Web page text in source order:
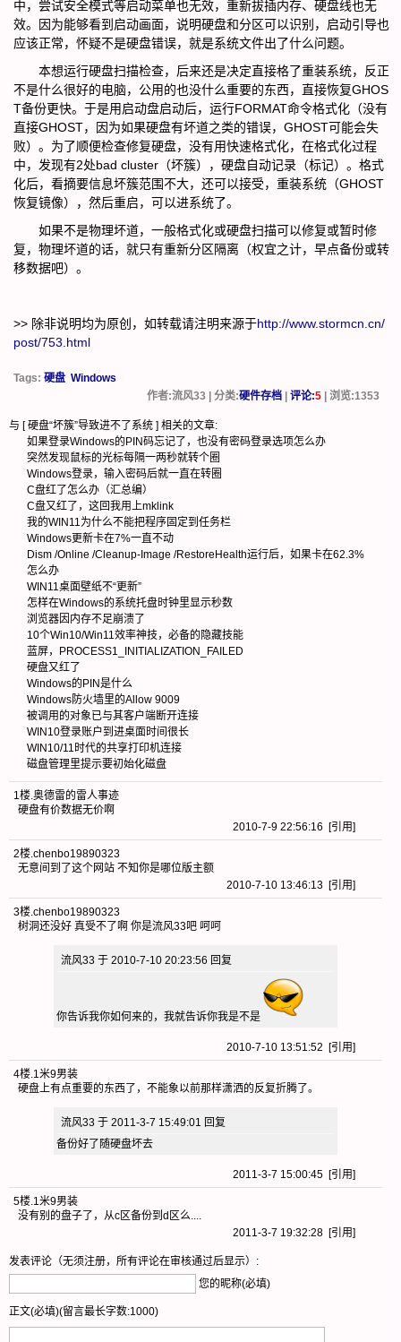
中，尝试安全模式等启动菜单也无效，重新拔插内存、硬盘线也无
效。因为能够看到启动画面，说明硬盘和分区可以识别，启动引导也
应该正常，怀疑不是硬盘错误，就是系统文件出了什么问题。
本想运行硬盘扫描检查，后来还是决定直接格了重装系统，反正
不是什么很好的电脑，公用的也没什么重要的东西，直接恢复GHOS
T备份更快。于是用启动盘启动后，运行FORMAT命令格式化（没有
直接GHOST，因为如果硬盘有坏道之类的错误，GHOST可能会失
败）。为了顺便检查修复硬盘，没有用快速格式化，在格式化过程
中，发现有2处bad cluster（坏簇），硬盘自动记录（标记）。格式
化后，看摘要信息坏簇范围不大，还可以接受，重装系统（GHOST
恢复镜像），然后重启，可以进系统了。
如果不是物理坏道，一般格式化或硬盘扫描可以修复或暂时修
复，物理坏道的话，就只有重新分区隔离（权宜之计，早点备份或转
移数据吧）。
>> 除非说明均为原创，如转载请注明来源于http://www.stormcn.cn/
post/753.html
Tags: 硬盘 Windows
作者:流风33 | 分类:硬件存档 |评论:5 | 浏览:1353
与 [硬盘“坏簇”导致进不了系统 ] 相关的文章:
如果登录Windows的PIN码忘记了，也没有密码登录选项怎么办
突然发现鼠标的光标每隔一两秒就转个圈
Windows登录，输入密码后就一直在转圈
C盘红了怎么办（汇总编）
C盘又红了，这回我用上mklink
我的WIN11为什么不能把程序固定到任务栏
Windows更新卡在7%一直不动
Dism /Online /Cleanup-Image /RestoreHealth运行后，如果卡在62.3%
怎么办
WIN11桌面壁纸不“更新”
怎样在Windows的系统托盘时钟里显示秒数
浏览器因内存不足崩溃了
10个Win10/Win11效率神技，必备的隐藏技能
蓝屏，PROCESS1_INITIALIZATION_FAILED
硬盘又红了
Windows的PIN是什么
Windows防火墙里的Allow 9009
被调用的对象已与其客户端断开连接
WIN10登录账户到进桌面时间很长
WIN10/11时代的共享打印机连接
磁盘管理里提示要初始化磁盘
1楼.奥德雷的雷人事迹
硬盘有价数据无价啊
2010-7-9 22:56:16 [引用]
2楼.chenbo19890323
无意间到了这个网站 不知你是哪位版主额
2010-7-10 13:46:13 [引用]
3楼.chenbo19890323
树洞还没好 真受不了啊 你是流风33吧 呵呵
流风33 于 2010-7-10 20:23:56 回复
你告诉我你如何来的，我就告诉你我是不是
2010-7-10 13:51:52 [引用]
4楼.1米9男装
硬盘上有点重要的东西了，不能象以前那样潇洒的反复折腾了。
流风33 于 2011-3-7 15:49:01 回复
备份好了随硬盘坏去
2011-3-7 15:00:45 [引用]
5楼.1米9男装
没有别的盘子了，从c区备份到d区么....
2011-3-7 19:32:28 [引用]
发表评论（无须注册，所有评论在审核通过后显示）:
您的昵称(必填)
正文(必填)(留言最长字数:1000)